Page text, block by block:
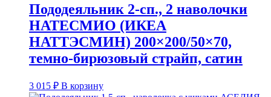
Пододеяльник 2-сп., 2 наволочки
НАТЕСМИО (ИКЕА
НАТТЭСМИН) 200×200/50×70,
темно-бирюзовый страйп, сатин
3 015 ₽ В корзину